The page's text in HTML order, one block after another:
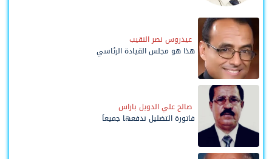
عيدروس نصر النقيب
هذا هو مجلس القيادة الرئاسي
صالح علي الدويل باراس
فاتورة التضليل ندفعها جميعاً